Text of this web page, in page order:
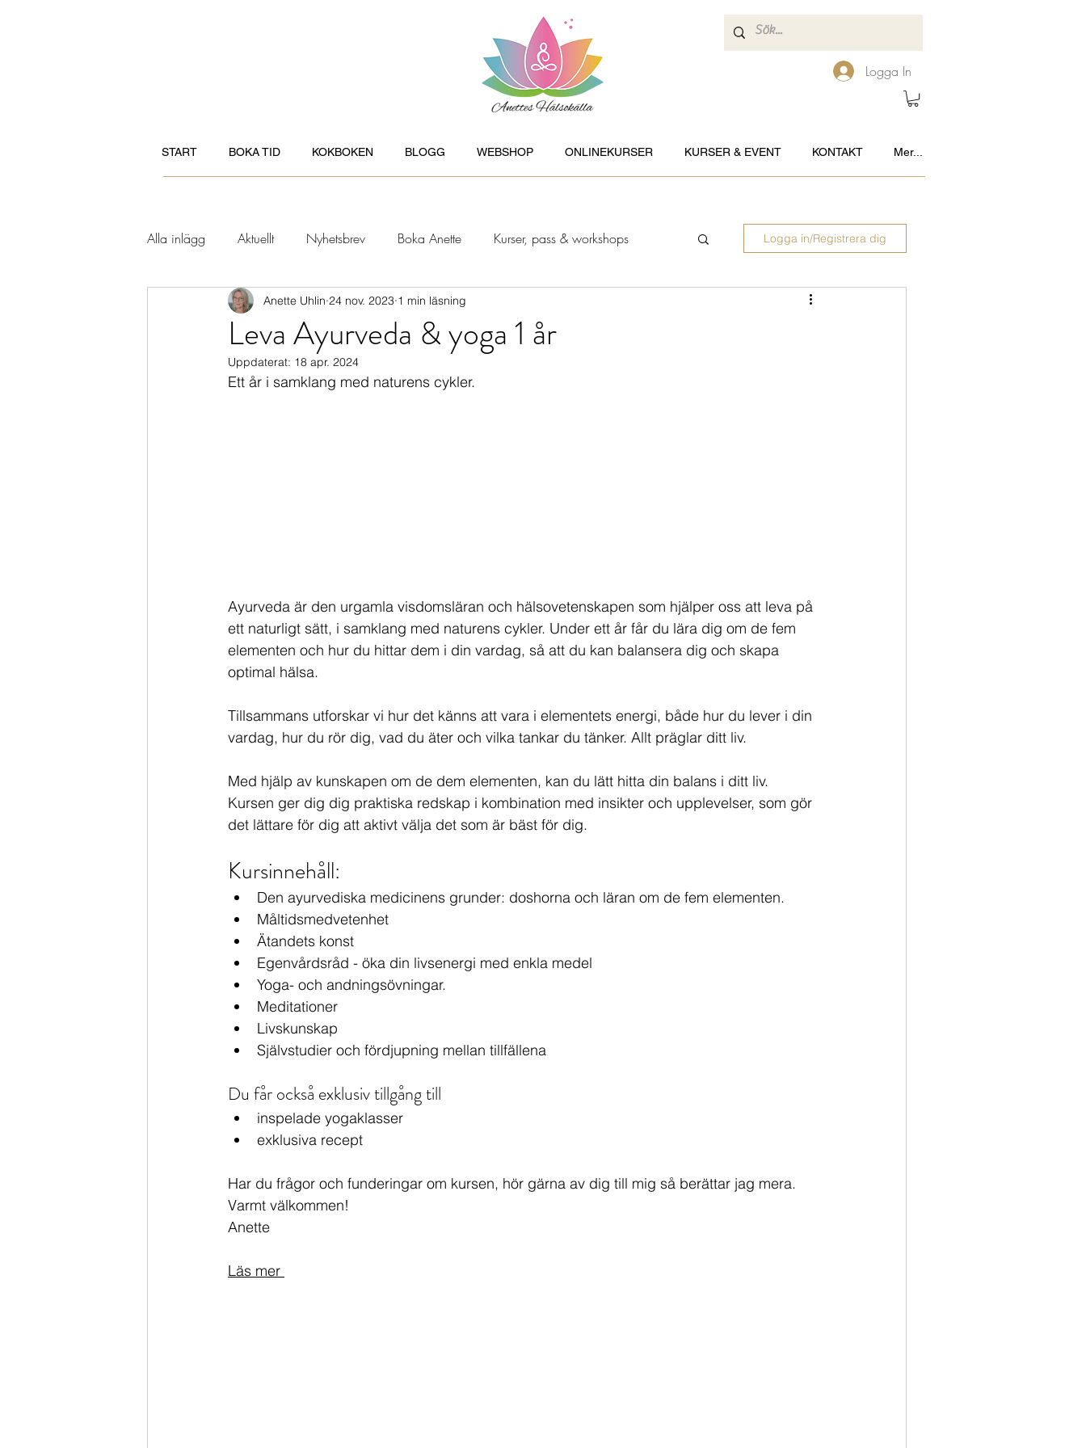
Logga In
START BOKA TID KOKBOKEN BLOGG WEBSHOP ONLINEKURSER KURSER & EVENT KONTAKT Mer...
Alla inlägg Aktuellt Nyhetsbrev Boka Anette Kurser, pass & workshops
Kvinnohälsa Andligt & tänkvärt Ayurveda
Kristaller, stenar & smycken Läka naturligt
Logga in/Registrera dig
Leva Ayurveda & yoga 1 år
Anette Uhlin 24 nov. 2023 1 min läsning
Uppdaterat: 18 apr. 2024
Ett år i samklang med naturens cykler.
Ayurveda är den urgamla visdomsläran och hälsovetenskapen som hjälper oss att leva på
ett naturligt sätt, i samklang med naturens cykler. Under ett år får du lära dig om de fem
elementen och hur du hittar dem i din vardag, så att du kan balansera dig och skapa
optimal hälsa.
Tillsammans utforskar vi hur det känns att vara i elementets energi, både hur du lever i din
vardag, hur du rör dig, vad du äter och vilka tankar du tänker. Allt präglar ditt liv.
Med hjälp av kunskapen om de dem elementen, kan du lätt hitta din balans i ditt liv.
Kursen ger dig dig praktiska redskap i kombination med insikter och upplevelser, som gör
det lättare för dig att aktivt välja det som är bäst för dig.
Kursinnehåll:
Den ayurvediska medicinens grunder: doshorna och läran om de fem elementen.
Måltidsmedvetenhet
Ätandets konst
Egenvårdsråd - öka din livsenergi med enkla medel
Yoga- och andningsövningar.
Meditationer
Livskunskap
Självstudier och fördjupning mellan tillfällena
Du får också exklusiv tillgång till
inspelade yogaklasser
exklusiva recept
Har du frågor och funderingar om kursen, hör gärna av dig till mig så berättar jag mera.
Varmt välkommen!
Anette
Läs mer